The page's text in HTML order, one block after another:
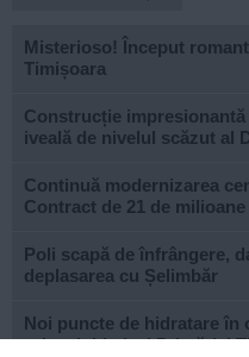
Misterioso! Început
Timișoara
Construcție
iveală de nivelul scăzut al
Continuă modernizarea
Contract de 21 de
Poli scapă de înfrângere,
deplasarea cu Șelimbăr
Noi puncte de hidratare în
privat inițiativei Primăriei